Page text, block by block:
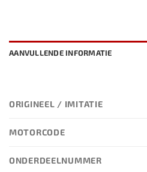
AANVULLENDE INFORMATIE
ORIGINEEL / IMITATIE
MOTORCODE
ONDERDEELNUMMER